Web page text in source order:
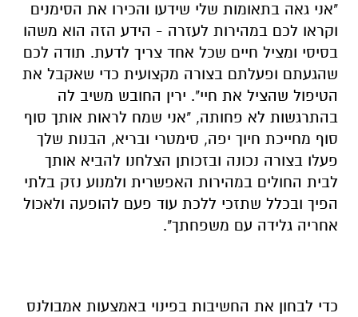
"אני גאה בתאומות שלי שידעו והכירו את הסימנים
וקראו לכם במהירות לעזרה - הידע הזה הוא משהו
בסיסי ומציל חיים שכל אחד צריך לדעת. תודה לכם
שהגעתם ופעלתם בצורה מקצועית כדי שאקבל את
הטיפול שהציל את חיי". ירין החובש משיב לה
בהתרגשות לא פחותה, "אני שמח לראות אותך סוף
סוף מחייכת חיוך יפה, סימטרי ובריא, הבנות שלך
פעלו בצורה נכונה ובזכותן הצלחנו להביא אותך
לבית החולים במהירות האפשרית ולמנוע נזק בלתי
הפיך ובכלל שתזכי ללכת עוד פעם להופעה ולאכול
אחריה גלידה עם משפחתך".
כדי לבחון את החשיבות בפינוי באמצעות אמבולנס